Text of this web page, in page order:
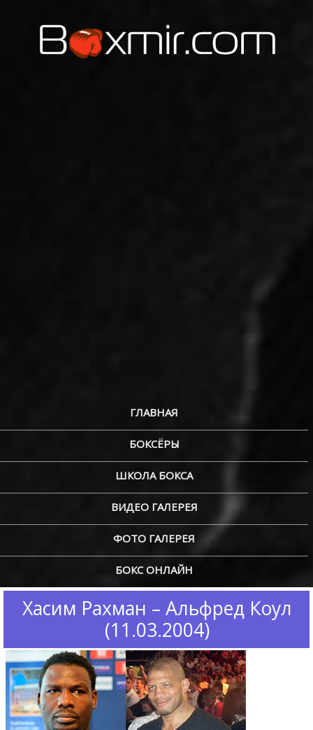
ГЛАВНАЯ
БОКСЁРЫ
ШКОЛА БОКСА
ВИДЕО ГАЛЕРЕЯ
ФОТО ГАЛЕРЕЯ
БОКС ОНЛАЙН
Хасим Рахман – Альфред Коул
(11.03.2004)